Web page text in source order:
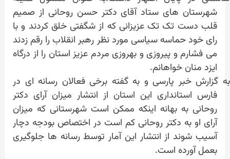
شهرستان های ستاد آقای دکتر حسن روحانی از صمیم
قلب دست تک تک عزیزانی که از شگفتی خلق کردند و با
رای خود حماسه سیاسی مورد نظر رهبر انقلاب را رقم زدند
می فشارم و پیروزی و بهروزی مردم عزیز استان را از درگاه
ایزد منان خواهانم.
به گزارش خبر پارسی و به گفته برخی فعالان رسانه ای در
فارس استانداری این استان از انتشار میزان آرای دکتر
روحانی به بهانه اینکه ممکن است شهرستانی که میزان
آرای او به دکتر روحانی کم است در اختصاص بودجه دچار
آسیب شوند از انتشار این آمار توسط رسانه ها جلوگیری
بعمل آورده است.